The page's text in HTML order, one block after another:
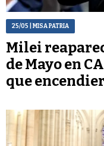
25/05 | MISA PATRIA
Milei
de Mayo en
que